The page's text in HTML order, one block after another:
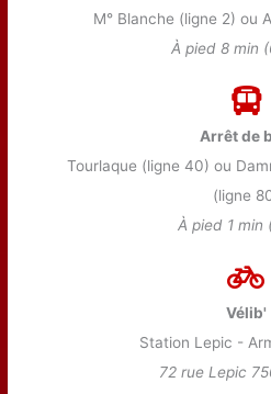
M° Blanche (ligne 2) ou
À pied 8 min
Arrêt de
Tourlaque (ligne 40) ou
(ligne
À pied 1 min
Vélib'
Station Lepic -
72 rue Lepic